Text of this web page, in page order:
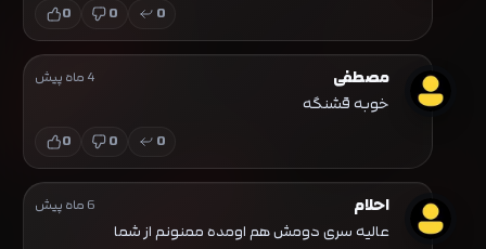
0 0 0
مصطفی 4 ماه پیش
خوبه قشنگه
0 0 0
احلام 6 ماه پیش
عالیه سری دومش هم اومده ممنونم از شما